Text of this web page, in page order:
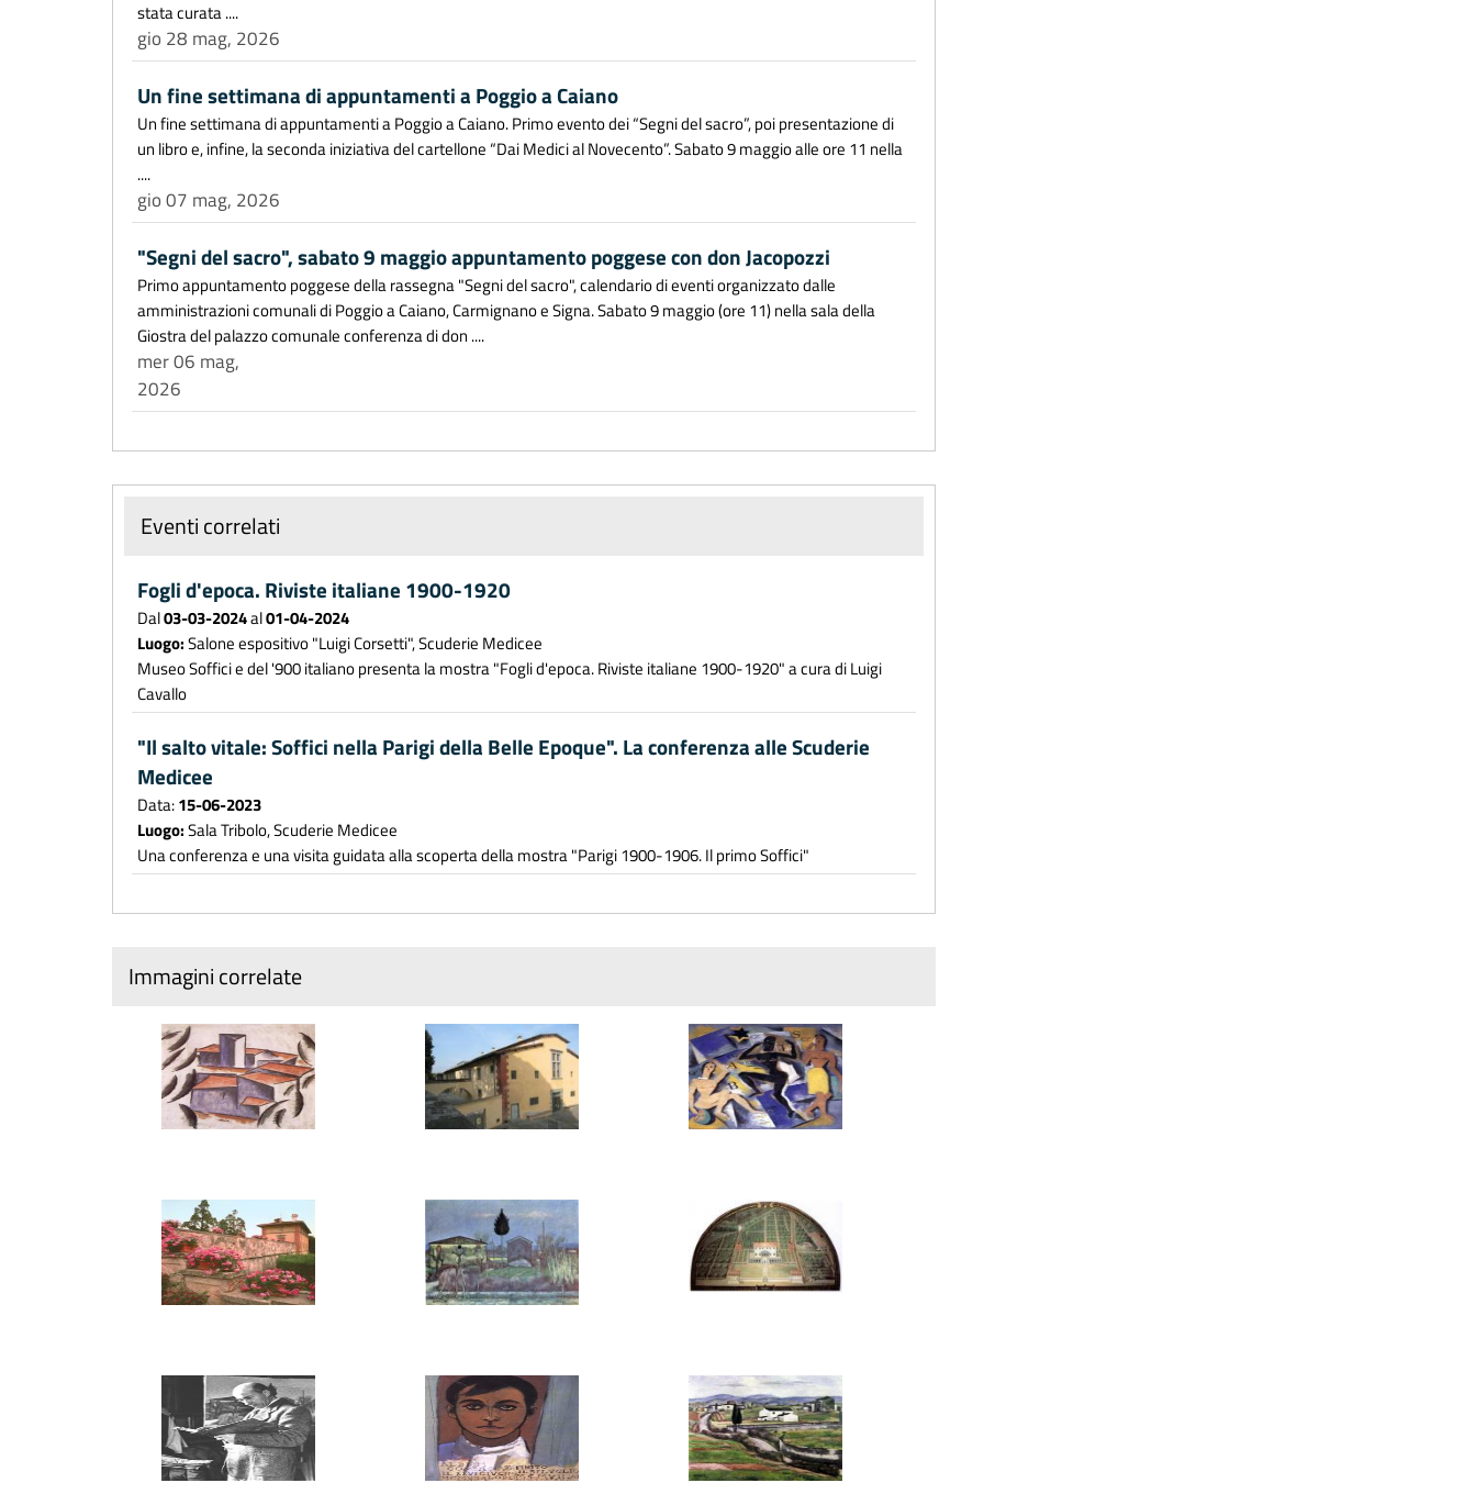
stata curata ....
gio 28 mag, 2026
Un fine settimana di appuntamenti a Poggio a Caiano
Un fine settimana di appuntamenti a Poggio a Caiano. Primo evento dei “Segni del sacro”, poi presentazione di
un libro e, infine, la seconda iniziativa del cartellone “Dai Medici al Novecento”. Sabato 9 maggio alle ore 11 nella
....
gio 07 mag, 2026
"Segni del sacro", sabato 9 maggio appuntamento poggese con don Jacopozzi
Primo appuntamento poggese della rassegna "Segni del sacro", calendario di eventi organizzato dalle
amministrazioni comunali di Poggio a Caiano, Carmignano e Signa. Sabato 9 maggio (ore 11) nella sala della
Giostra del palazzo comunale conferenza di don ....
mer 06 mag,
2026
Eventi correlati
Fogli d'epoca. Riviste italiane 1900-1920
Dal03-03-2024al01-04-2024
Luogo:Salone espositivo "Luigi Corsetti", Scuderie Medicee
Museo Soffici e del '900 italiano presenta la mostra "Fogli d'epoca. Riviste italiane 1900-1920" a cura di Luigi
Cavallo
"Il salto vitale: Soffici nella Parigi della Belle Epoque". La conferenza alle Scuderie
Medicee
Data:15-06-2023
Luogo:Sala Tribolo, Scuderie Medicee
Una conferenza e una visita guidata alla scoperta della mostra "Parigi 1900-1906. Il primo Soffici"
Immagini correlate